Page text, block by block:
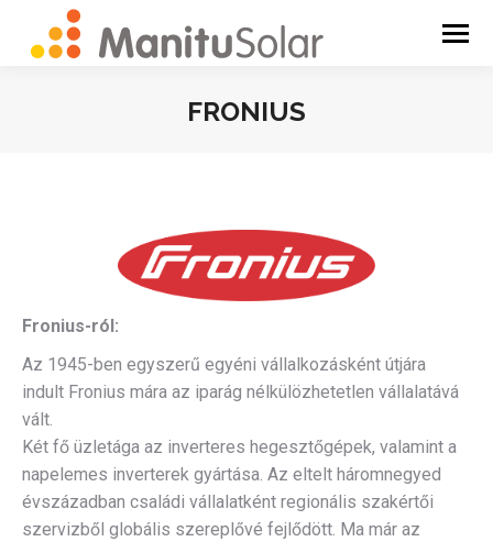
FRONIUS
Fronius-ról:
Az 1945-ben egyszerű egyéni vállalkozásként útjára
indult Fronius mára az iparág nélkülözhetetlen vállalatává
vált.
Két fő üzletága az inverteres hegesztőgépek, valamint a
napelemes inverterek gyártása. Az eltelt háromnegyed
évszázadban családi vállalatként regionális szakértői
szervizből globális szereplővé fejlődött. Ma már az